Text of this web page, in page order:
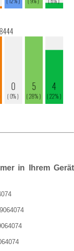
in Ihrem Gerät